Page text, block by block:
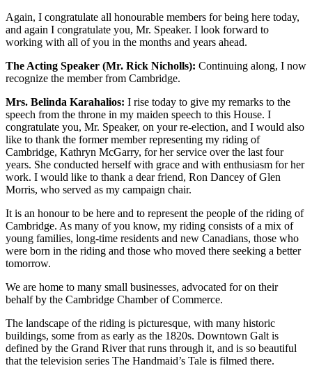
Again, I congratulate all honourable members for being here today,
and again I congratulate you, Mr. Speaker. I look forward to
working with all of you in the months and years ahead.
The Acting Speaker (Mr. Rick Nicholls): Continuing along, I now
recognize the member from Cambridge.
Mrs. Belinda Karahalios: I rise today to give my remarks to the
speech from the throne in my maiden speech to this House. I
congratulate you, Mr. Speaker, on your re-election, and I would also
like to thank the former member representing my riding of
Cambridge, Kathryn McGarry, for her service over the last four
years. She conducted herself with grace and with enthusiasm for her
work. I would like to thank a dear friend, Ron Dancey of Glen
Morris, who served as my campaign chair.
It is an honour to be here and to represent the people of the riding of
Cambridge. As many of you know, my riding consists of a mix of
young families, long-time residents and new Canadians, those who
were born in the riding and those who moved there seeking a better
tomorrow.
We are home to many small businesses, advocated for on their
behalf by the Cambridge Chamber of Commerce.
The landscape of the riding is picturesque, with many historic
buildings, some from as early as the 1820s. Downtown Galt is
defined by the Grand River that runs through it, and is so beautiful
that the television series The Handmaid’s Tale is filmed there.